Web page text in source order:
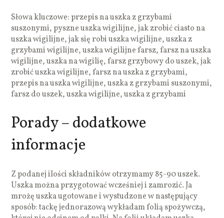
Słowa kluczowe: przepis na uszka z grzybami
suszonymi, pyszne uszka wigilijne, jak zrobić ciasto na
uszka wigilijne, jak się robi uszka wigilijne, uszka z
grzybami wigilijne, uszka wigilijne farsz, farsz na uszka
wigilijne, uszka na wigilię, farsz grzybowy do uszek, jak
zrobić uszka wigilijne, farsz na uszka z grzybami,
przepis na uszka wigilijne, uszka z grzybami suszonymi,
farsz do uszek, uszka wigilijne, uszka z grzybami
Porady – dodatkowe
informacje
Z podanej ilości składników otrzymamy 85-90 uszek.
Uszka można przygotować wcześniej i zamrozić. Ja
mrożę uszka ugotowane i wystudzone w następujący
sposób: tackę jednorazową wykładam folią spożywczą,